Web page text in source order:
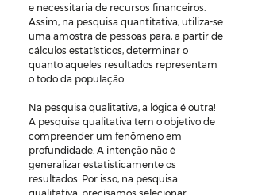
e necessitaria de recursos financeiros.
Assim, na pesquisa quantitativa, utiliza-se
uma amostra de pessoas para, a partir de
cálculos estatísticos, determinar o
quanto aqueles resultados representam
o todo da população.
Na pesquisa qualitativa, a lógica é outra!
A pesquisa qualitativa tem o objetivo de
compreender um fenômeno em
profundidade. A intenção não é
generalizar estatisticamente os
resultados. Por isso, na pesquisa
qualitativa, precisamos selecionar